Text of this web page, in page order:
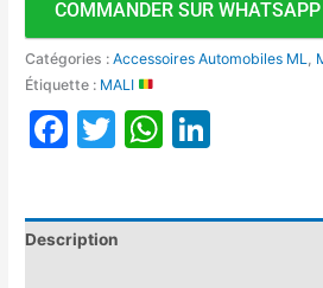
COMMANDER SUR WHATSAPP
Catégories :Accessoires Automobiles ML
Étiquette : MALI
Facebook
Twitter
Description